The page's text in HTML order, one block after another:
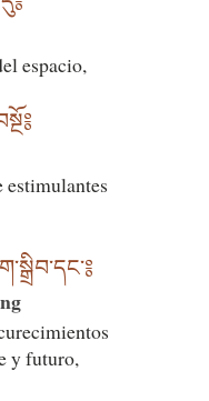
espacio,
estimulantes
y futuro,